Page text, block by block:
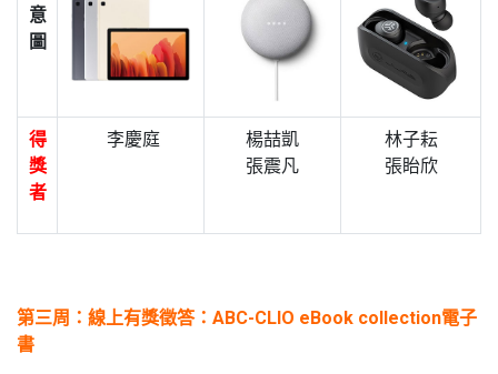
意
圖
得
獎
者
李慶庭
楊喆凱
張震凡
林子耘
張眙欣
第三周：線上有獎徵答：ABC-CLIO eBook collection電子
書